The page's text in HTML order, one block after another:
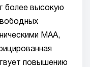
более высокую
MAA,
повышению